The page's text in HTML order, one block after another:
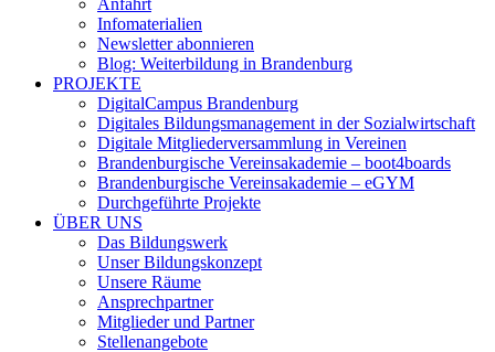
Anfahrt
Infomaterialien
Newsletter abonnieren
Blog: Weiterbildung in Brandenburg
PROJEKTE
DigitalCampus Brandenburg
Digitales Bildungsmanagement in der Sozialwirtschaft
Digitale Mitgliederversammlung in Vereinen
Brandenburgische Vereinsakademie – boot4boards
Brandenburgische Vereinsakademie – eGYM
Durchgeführte Projekte
ÜBER UNS
Das Bildungswerk
Unser Bildungskonzept
Unsere Räume
Ansprechpartner
Mitglieder und Partner
Stellenangebote